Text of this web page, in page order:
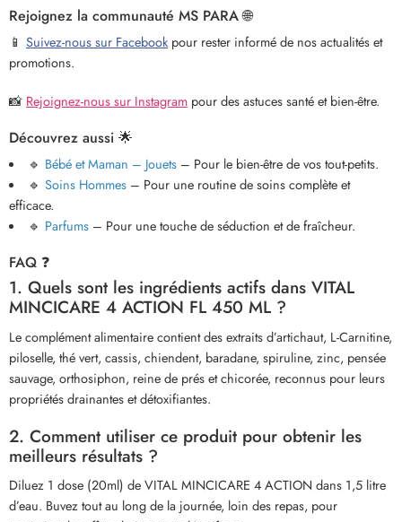
Rejoignez la communauté MS PARA 🌐
📱 Suivez-nous sur Facebook pour rester informé de nos actualités et
promotions.
📸 Rejoignez-nous sur Instagram pour des astuces santé et bien-être.
Découvrez aussi 🌟
🔹 Bébé et Maman – Jouets– Pour le bien-être de vos tout-petits.
🔹 Soins Hommes– Pour une routine de soins complète et
efficace.
🔹 Parfums– Pour une touche de séduction et de fraîcheur.
FAQ ❓
1. Quels sont les ingrédients actifs dans VITAL
MINCICARE 4 ACTION FL 450 ML ?
Le complément alimentaire contient des extraits d’artichaut, L-Carnitine,
piloselle, thé vert, cassis, chiendent, baradane, spiruline, zinc, pensée
sauvage, orthosiphon, reine de prés et chicorée, reconnus pour leurs
propriétés drainantes et détoxifiantes.
2. Comment utiliser ce produit pour obtenir les
meilleurs résultats ?
Diluez 1 dose (20ml) de VITAL MINCICARE 4 ACTION dans 1,5 litre
d’eau. Buvez tout au long de la journée, loin des repas, pour